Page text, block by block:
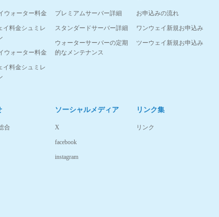
ウォーター料金
イ料金シュミレ
ウォーター料金
イ料金シュミレ
プレミアムサーバー詳細
スタンダードサーバー詳細
ウォーターサーバーの定期
的なメンテナンス
お申込みの流れ
ワンウェイ新規お申込み
ツーウェイ新規お申込み
合
ソーシャルメディア
X
facebook
instagram
リンク集
リンク